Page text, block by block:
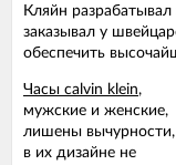
Кляйн
заказывал у
обеспечить
Часы calvin klein,
мужские и женские,
лишены вычурности,
в их дизайне не